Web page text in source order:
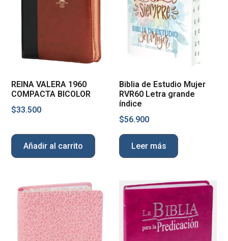
REINA VALERA 1960
COMPACTA BICOLOR
$33.500
Añadir al carrito
Biblia de Estudio Mujer
RVR60 Letra grande
índice
$56.900
Leer más